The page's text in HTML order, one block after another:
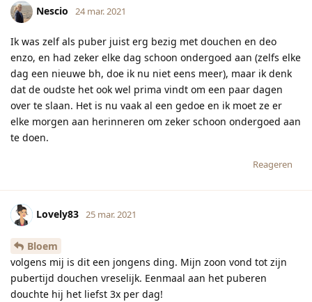
Nescio 24 mar. 2021
Ik was zelf als puber juist erg bezig met douchen en deo
enzo, en had zeker elke dag schoon ondergoed aan (zelfs elke
dag een nieuwe bh, doe ik nu niet eens meer), maar ik denk
dat de oudste het ook wel prima vindt om een paar dagen
over te slaan. Het is nu vaak al een gedoe en ik moet ze er
elke morgen aan herinneren om zeker schoon ondergoed aan
te doen.
Reageren
Lovely83 25 mar. 2021
Bloem
volgens mij is dit een jongens ding. Mijn zoon vond tot zijn
pubertijd douchen vreselijk. Eenmaal aan het puberen
douchte hij het liefst 3x per dag!